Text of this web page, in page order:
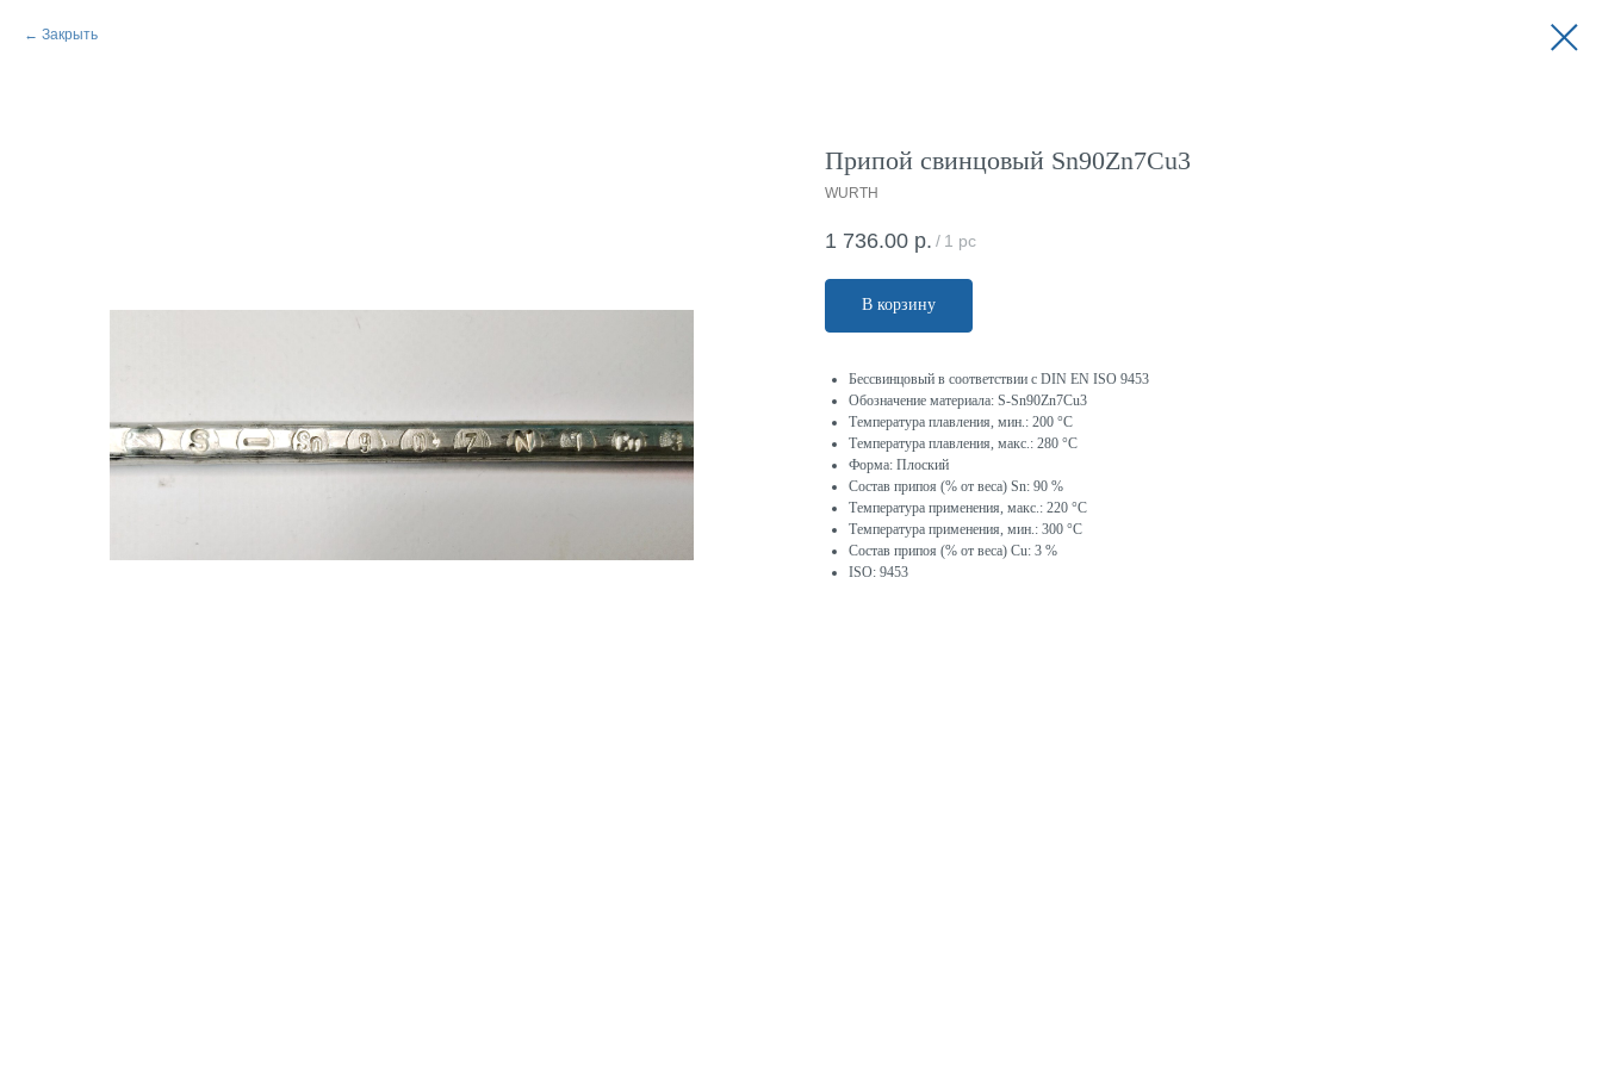
Закрыть
Припой свинцовый Sn90Zn7Cu3
WURTH
1 736.00 р. / 1 pc
В корзину
Бессвинцовый в соответствии с DIN EN ISO 9453
Обозначение материала: S-Sn90Zn7Cu3
Температура плавления, мин.: 200 °C
Температура плавления, макс.: 280 °C
Форма: Плоский
Состав припоя (% от веса) Sn: 90 %
Температура применения, макс.: 220 °C
Температура применения, мин.: 300 °C
Состав припоя (% от веса) Cu: 3 %
ISO: 9453